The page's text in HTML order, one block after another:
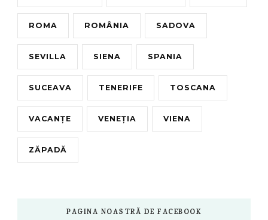
ROMA ROMÂNIA SADOVA
SEVILLA SIENA SPANIA
SUCEAVA TENERIFE TOSCANA
VACANȚE VENEȚIA VIENA
ZĂPADĂ
PAGINA NOASTRĂ DE FACEBOOK